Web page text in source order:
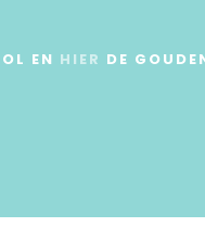
EN HIER DE